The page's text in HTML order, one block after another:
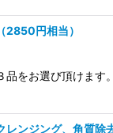
円相当）
品をお選び頂けま
ンジング、角質除